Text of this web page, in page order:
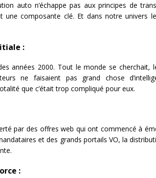
auto n’échappe pas aux principes de
une composante clé. Et dans notre univers
:
années 2000. Tout le monde se cherchait,
ne faisaient pas grand chose
que c’était trop compliqué pour eux.
par des offres web qui ont commencé à
et des grands portails VO, la
: